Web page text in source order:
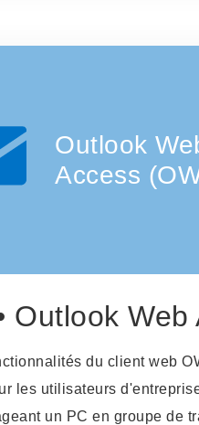
Outlook
Access
Outlook Web
du client web
les utilisateurs
un PC en groupe de